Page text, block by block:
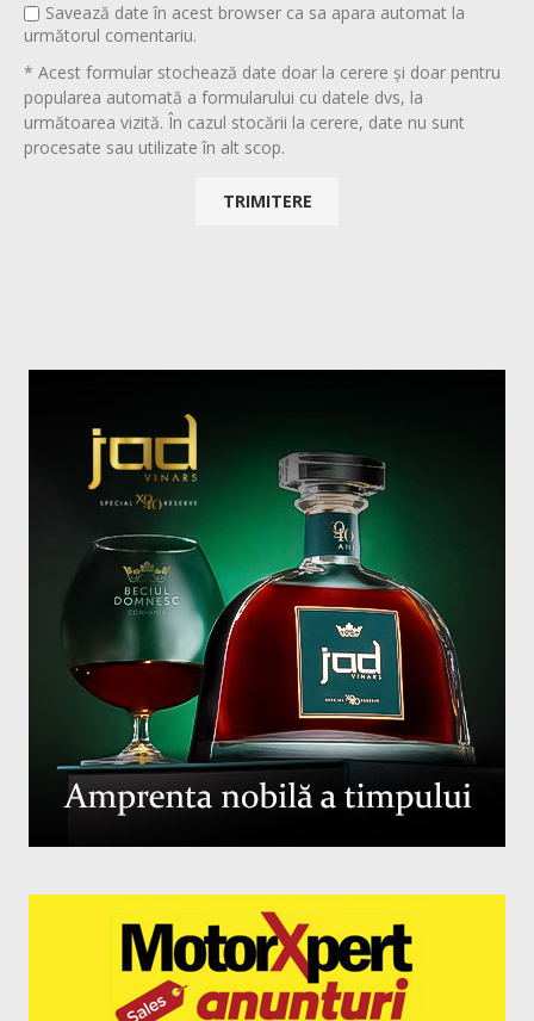
Savează date în acest browser ca sa apara automat la
următorul comentariu.
* Acest formular stochează date doar la cerere și doar pentru
popularea automată a formularului cu datele dvs, la
următoarea vizită. În cazul stocării la cerere, date nu sunt
procesate sau utilizate în alt scop.